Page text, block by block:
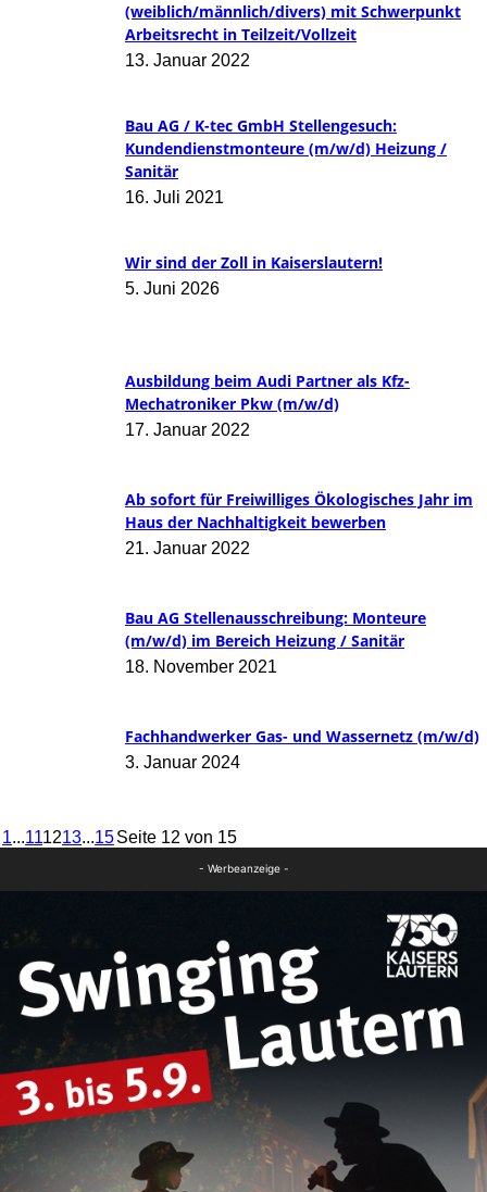
(weiblich/männlich/divers) mit Schwerpunkt
Arbeitsrecht in Teilzeit/Vollzeit
13. Januar 2022
Bau AG / K-tec GmbH Stellengesuch:
Kundendienstmonteure (m/w/d) Heizung /
Sanitär
16. Juli 2021
Wir sind der Zoll in Kaiserslautern!
5. Juni 2026
Ausbildung beim Audi Partner als Kfz-
Mechatroniker Pkw (m/w/d)
17. Januar 2022
Ab sofort für Freiwilliges Ökologisches Jahr im
Haus der Nachhaltigkeit bewerben
21. Januar 2022
Bau AG Stellenausschreibung: Monteure
(m/w/d) im Bereich Heizung / Sanitär
18. November 2021
Fachhandwerker Gas- und Wassernetz (m/w/d)
3. Januar 2024
1...111213...15Seite 12 von 15
- Werbeanzeige -